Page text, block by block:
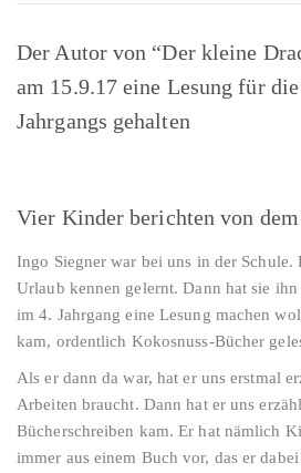
Der Autor von “Der kleine
am 15.9.17 eine Lesung für
Jahrgangs gehalten
Vier Kinder berichten von dem
Ingo Siegner war bei uns in der
Urlaub kennen gelernt. Dann hat sie
im 4. Jahrgang eine Lesung machen
kam, ordentlich Kokosnuss-Bücher
Als er dann da war, hat er uns erstmal
Arbeiten braucht. Dann hat er uns
Bücherschreiben kam. Er hat nämlich
immer aus einem Buch vor, das er